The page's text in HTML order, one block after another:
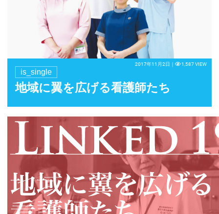
is_single
地域に翼を広げる看護師たち
2017年11月2日｜ 1,587 VIEW